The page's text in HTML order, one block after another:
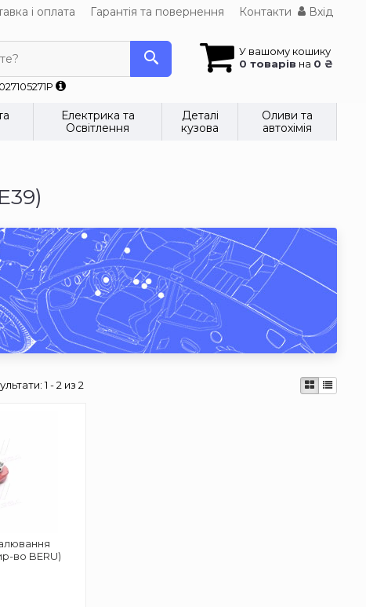
і оплата Гарантія та повернення Контакти Вхід
У вашому кошику
0 товарів на 0 ₴
Електрика та
Освітлення
Деталі
кузова
Оливи та
автохімія
1 - 2 из 2
во BERU)